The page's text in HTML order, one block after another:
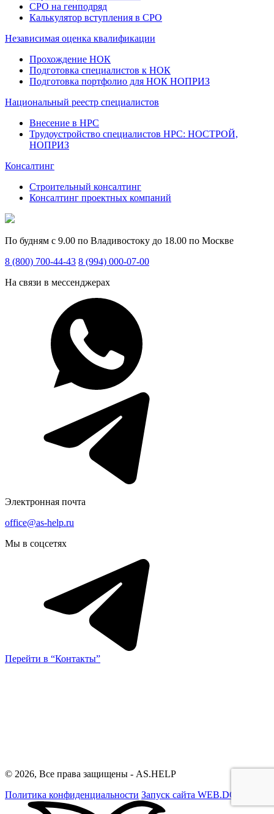
СРО на генподряд
Калькулятор вступления в СРО
Независимая оценка квалификации
Прохождение НОК
Подготовка специалистов к НОК
Подготовка портфолио для НОК НОПРИЗ
Национальный реестр специалистов
Внесение в НРС
Трудоустройство специалистов НРС: НОСТРОЙ,
НОПРИЗ
Консалтинг
Строительный консалтинг
Консалтинг проектных компаний
По будням с 9.00 по Владивостоку до 18.00 по Москве
8 (800) 700-44-43 8 (994) 000-07-00
На связи в мессенджерах
Электронная почта
office@as-help.ru
Мы в соцсетях
Перейти в “Контакты”
© 2026, Все права защищены - AS.HELP
Политика конфиденциальности Запуск сайта WEB.DO